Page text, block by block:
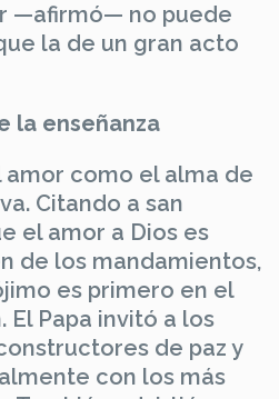
—afirmó— no puede
la de un gran acto
la enseñanza
amor como el alma de
Citando a san
el amor a Dios es
de los mandamientos,
es primero en el
El Papa invitó a los
de paz y
con los más